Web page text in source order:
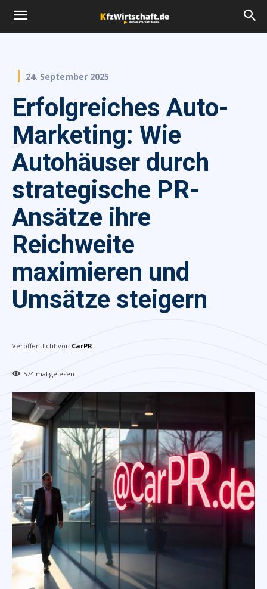
24. September 2025
Erfolgreiches Auto-
Marketing: Wie
Autohäuser durch
strategische PR-
Ansätze ihre
Reichweite
maximieren und
Umsätze steigern
Veröffentlicht von CarPR
574 mal gelesen